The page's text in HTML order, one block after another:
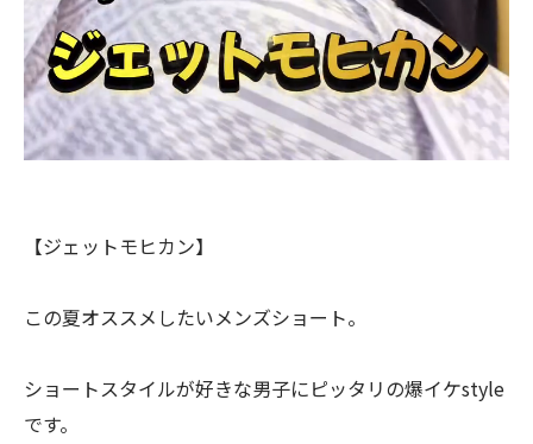
【ジェットモヒカン】
この夏オススメしたいメンズショート。
ショートスタイルが好きな男子にピッタリの爆イケstyle
です。